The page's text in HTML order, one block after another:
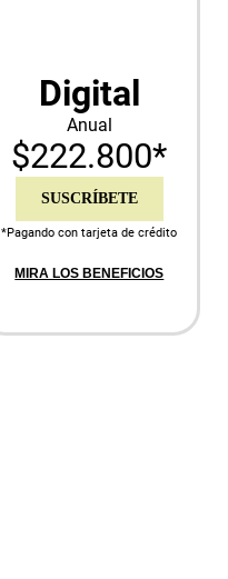
Digital
Anual
$222.800*
SUSCRÍBETE
*Pagando con tarjeta de crédito
MIRA LOS BENEFICIOS